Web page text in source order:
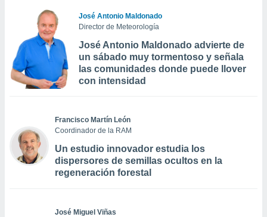
José Antonio Maldonado
Director de Meteorología
José Antonio Maldonado advierte de
un sábado muy tormentoso y señala
las comunidades donde puede llover
con intensidad
Francisco Martín León
Coordinador de la RAM
Un estudio innovador estudia los
dispersores de semillas ocultos en la
regeneración forestal
José Miguel Viñas